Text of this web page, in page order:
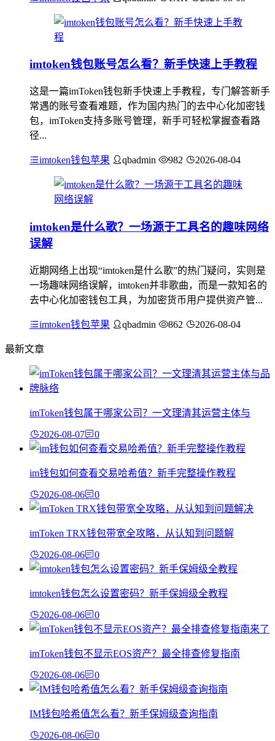
imtoken钱包账号怎么看？新手快速上手教程
这是一篇imToken钱包新手快速上手教程，专门解答新手
常遇的账号查看难题，作为国内热门的去中心化加密钱
包，imToken支持多账号管理，新手可轻松掌握查看路
径...
imtoken钱包苹果 qbadmin 982 2026-08-04
imtoken是什么歌？一场源于工具名的趣味网络
误解
近期网络上出现“imtoken是什么歌”的热门疑问，实则是
一场趣味网络误解，imtoken并非歌曲，而是一款知名的
去中心化加密钱包工具，为加密货币用户提供资产管...
imtoken钱包苹果 qbadmin 862 2026-08-04
最新文章
imToken钱包属于哪家公司？一文理清其运营主体与
2026-08-07 0
im钱包如何查看交易哈希值？新手完整操作教程
2026-08-06 0
imToken TRX钱包带宽全攻略，从认知到问题解
2026-08-06 0
imtoken钱包怎么设置密码？新手保姆级全教程
2026-08-06 0
imToken钱包不显示EOS资产？最全排查修复指南
2026-08-06 0
IM钱包哈希值怎么看？新手保姆级查询指南
2026-08-06 0